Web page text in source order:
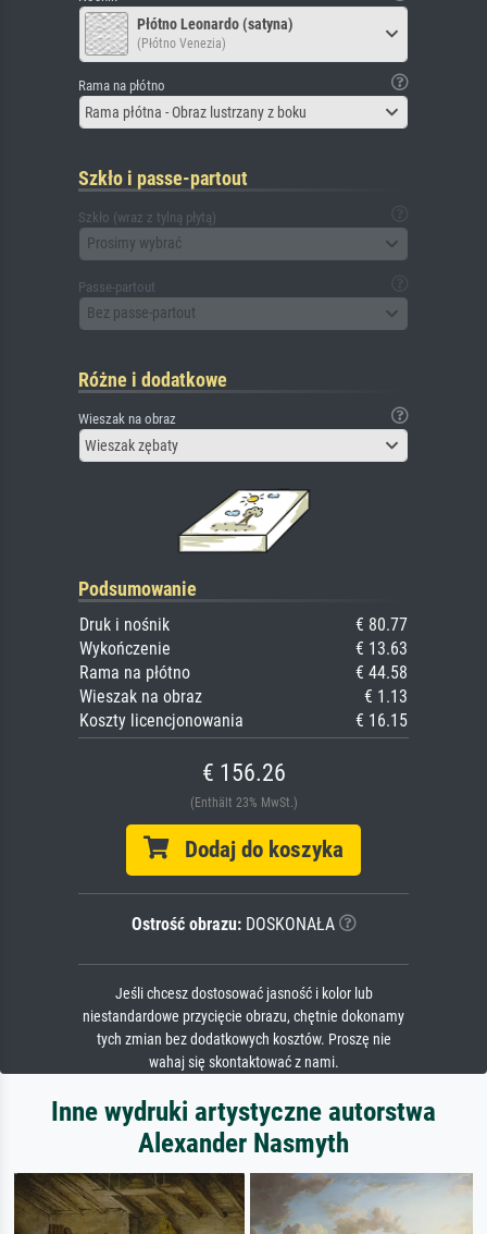
Płótno Leonardo (satyna)
(Płótno Venezia)
Rama na płótno
Rama płótna - Obraz lustrzany z boku
Szkło i passe-partout
Szkło (wraz z tylną płytą)
Prosimy wybrać
Passe-partout
Bez passe-partout
Różne i dodatkowe
Wieszak na obraz
Wieszak zębaty
Podsumowanie
Druk i nośnik
€ 80.77
Wykończenie
€ 13.63
Rama na płótno
€ 44.58
Wieszak na obraz
€ 1.13
Koszty licencjonowania
€ 16.15
€ 156.26
(Enthält 23% MwSt.)
Dodaj do koszyka
Ostrość obrazu:DOSKONAŁA
Jeśli chcesz dostosować jasność i kolor lub
niestandardowe przycięcie obrazu, chętnie dokonamy
tych zmian bez dodatkowych kosztów. Proszę nie
wahaj się skontaktować z nami.
Inne wydruki artystyczne autorstwa
Alexander Nasmyth